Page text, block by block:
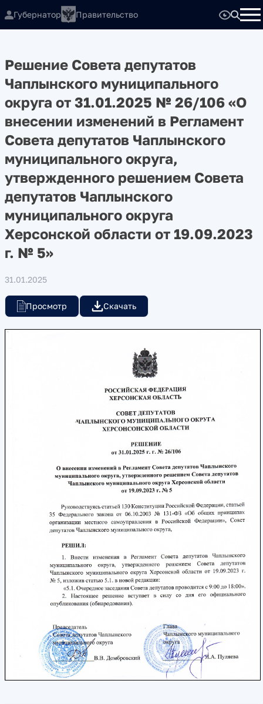
Губернатор Правительство
Решение Совета депутатов
Чаплынского муниципального
округа от 31.01.2025 № 26/106 «О
внесении изменений в Регламент
Совета депутатов Чаплынского
муниципального округа,
утвержденного решением Совета
депутатов Чаплынского
муниципального округа
Херсонской области от 19.09.2023
г. № 5»
31.01.2025
Просмотр Скачать